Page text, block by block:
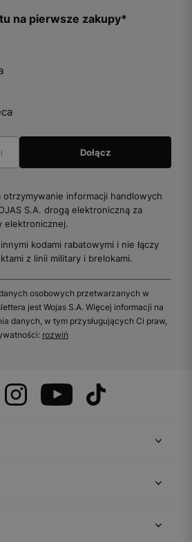
na pierwsze zakupy*
otrzymywanie informacji handlowych
S.A. drogą elektroniczną za
elektronicznej.
kodami rabatowymi i nie łączy
z linii military i brelokami.
osobowych przetwarzanych w
jest Wojas S.A. Więcej informacji na
danych, w tym przysługujących Ci praw,
rozwiń